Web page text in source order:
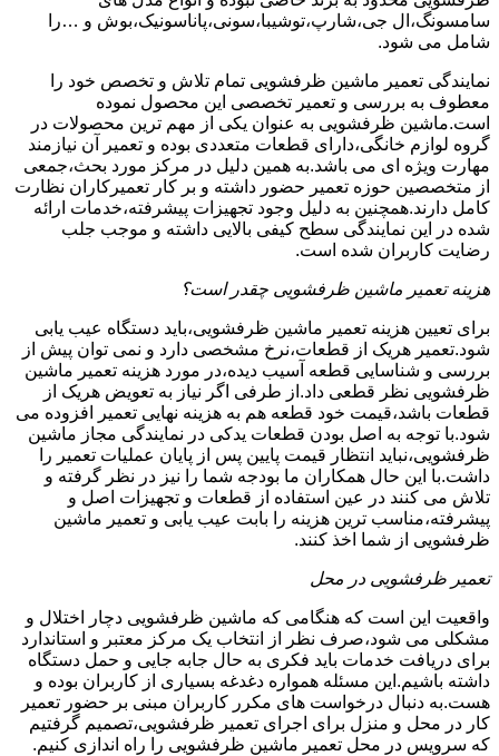
سامسونگ،ال جی،شارپ،توشیبا،سونی،پاناسونیک،بوش و …را
شامل می شود.
نمایندگی تعمیر ماشین ظرفشویی تمام تلاش و تخصص خود را
معطوف به بررسی و تعمیر تخصصی این محصول نموده
است.ماشین ظرفشویی به عنوان یکی از مهم ترین محصولات در
گروه لوازم خانگی،دارای قطعات متعددی بوده و تعمیر آن نیازمند
مهارت ویژه ای می باشد.به همین دلیل در مرکز مورد بحث،جمعی
از متخصصین حوزه تعمیر حضور داشته و بر کار تعمیرکاران نظارت
کامل دارند.همچنین به دلیل وجود تجهیزات پیشرفته،خدمات ارائه
شده در این نمایندگی سطح کیفی بالایی داشته و موجب جلب
رضایت کاربران شده است.
هزینه تعمیر ماشین ظرفشویی چقدر است؟
برای تعیین هزینه تعمیر ماشین ظرفشویی،باید دستگاه عیب یابی
شود.تعمیر هریک از قطعات،نرخ مشخصی دارد و نمی توان پیش از
بررسی و شناسایی قطعه آسیب دیده،در مورد هزینه تعمیر ماشین
ظرفشویی نظر قطعی داد.از طرفی اگر نیاز به تعویض هریک از
قطعات باشد،قیمت خود قطعه هم به هزینه نهایی تعمیر افزوده می
شود.با توجه به اصل بودن قطعات یدکی در نمایندگی مجاز ماشین
ظرفشویی،نباید انتظار قیمت پایین پس از پایان عملیات تعمیر را
داشت.با این حال همکاران ما بودجه شما را نیز در نظر گرفته و
تلاش می کنند در عین استفاده از قطعات و تجهیزات اصل و
پیشرفته،مناسب ترین هزینه را بابت عیب یابی و تعمیر ماشین
ظرفشویی از شما اخذ کنند.
تعمیر ظرفشویی در محل
واقعیت این است که هنگامی که ماشین ظرفشویی دچار اختلال و
مشکلی می شود،صرف نظر از انتخاب یک مرکز معتبر و استاندارد
برای دریافت خدمات باید فکری به حال جابه جایی و حمل دستگاه
داشته باشیم.این مسئله همواره دغدغه بسیاری از کاربران بوده و
هست.به دنبال درخواست های مکرر کاربران مبنی بر حضور تعمیر
کار در محل و منزل برای اجرای تعمیر ظرفشویی،تصمیم گرفتیم
که سرویس در محل تعمیر ماشین ظرفشویی را راه اندازی کنیم.